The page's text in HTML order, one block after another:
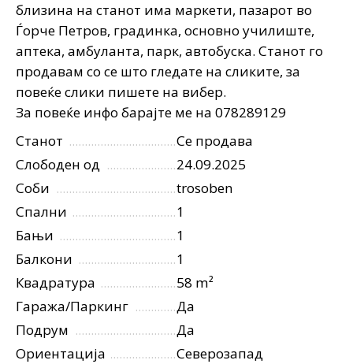
близина на станот има маркети, пазарот во
Ѓорче Петров, градинка, основно училиште,
аптека, амбуланта, парк, автобуска. Станот го
продавам со се што гледате на сликите, за
повеќе слики пишете на вибер.
За повеќе инфо барајте ме на 078289129
Станот
Се продава
Слободен од
24.09.2025
Соби
trosoben
Спални
1
Бањи
1
Балкони
1
Квадратура
58 m²
Гаража/Паркинг
Да
Подрум
Да
Ориентација
Северозапад